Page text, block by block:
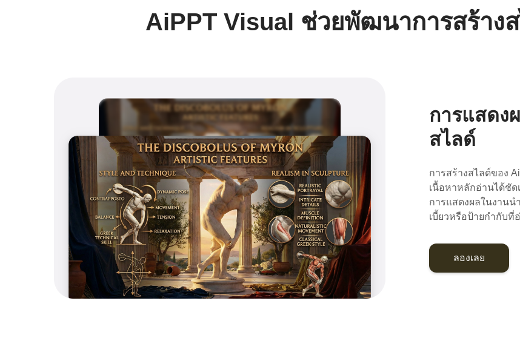
AiPPT Visual ช่วยพัฒนาการสร้าง
การแสดง
สไลด์
การสร้างสไลด์ของ
เนื้อหาหลักอ่านได้ชัด
การแสดงผลในงานน
เบี้ยวหรือป้ายกำกับที่
ลองเลย